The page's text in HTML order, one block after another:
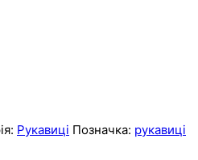
Рукавиці Позначка: рукавиці